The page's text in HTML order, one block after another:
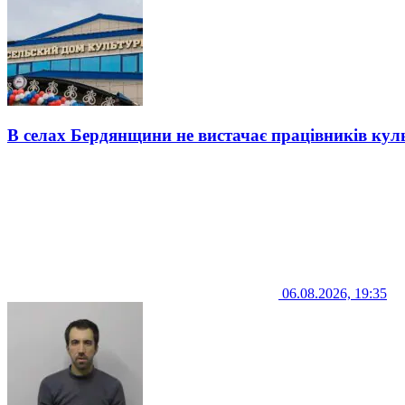
В селах Бердянщини не вистачає працівників
06.08.2026, 19:35